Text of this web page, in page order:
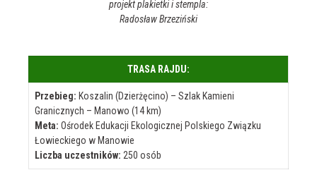
projekt plakietki i stempla:
Radosław Brzeziński
TRASA RAJDU:
Przebieg: Koszalin (Dzierżęcino) – Szlak Kamieni
Granicznych – Manowo (14 km)
Meta: Ośrodek Edukacji Ekologicznej Polskiego Związku
Łowieckiego w Manowie
Liczba uczestników: 250 osób